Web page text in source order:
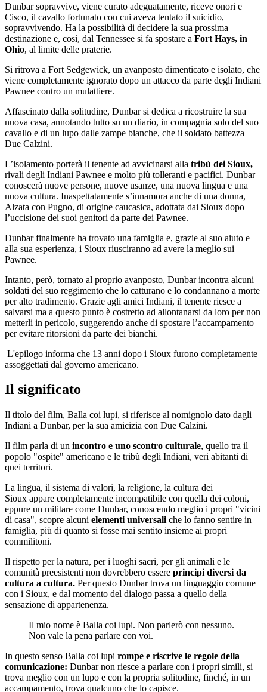
Dunbar sopravvive, viene curato adeguatamente, riceve onori e
Cisco, il cavallo fortunato con cui aveva tentato il suicidio,
sopravvivendo. Ha la possibilità di decidere la sua prossima
destinazione e, così, dal Tennessee si fa spostare a Fort Hays, in
Ohio, al limite delle praterie.
Si ritrova a Fort Sedgewick, un avanposto dimenticato e isolato, che
viene completamente ignorato dopo un attacco da parte degli Indiani
Pawnee contro un mulattiere.
Affascinato dalla solitudine, Dunbar si dedica a ricostruire la sua
nuova casa, annotando tutto su un diario, in compagnia solo del suo
cavallo e di un lupo dalle zampe bianche, che il soldato battezza
Due Calzini.
L’isolamento porterà il tenente ad avvicinarsi alla tribù dei Sioux,
rivali degli Indiani Pawnee e molto più tolleranti e pacifici. Dunbar
conoscerà nuove persone, nuove usanze, una nuova lingua e una
nuova cultura. Inaspettatamente s’innamora anche di una donna,
Alzata con Pugno, di origine caucasica, adottata dai Sioux dopo
l’uccisione dei suoi genitori da parte dei Pawnee.
Dunbar finalmente ha trovato una famiglia e, grazie al suo aiuto e
alla sua esperienza, i Sioux riusciranno ad avere la meglio sui
Pawnee.
Intanto, però, tornato al proprio avanposto, Dunbar incontra alcuni
soldati del suo reggimento che lo catturano e lo condannano a morte
per alto tradimento. Grazie agli amici Indiani, il tenente riesce a
salvarsi ma a questo punto è costretto ad allontanarsi da loro per non
metterli in pericolo, suggerendo anche di spostare l’accampamento
per evitare ritorsioni da parte dei bianchi.
L'epilogo informa che 13 anni dopo i Sioux furono completamente
assoggettati dal governo americano.
Il significato
Il titolo del film, Balla coi lupi, si riferisce al nomignolo dato dagli
Indiani a Dunbar, per la sua amicizia con Due Calzini.
Il film parla di un incontro e uno scontro culturale, quello tra il
popolo "ospite" americano e le tribù degli Indiani, veri abitanti di
quei territori.
La lingua, il sistema di valori, la religione, la cultura dei
Sioux appare completamente incompatibile con quella dei coloni,
eppure un militare come Dunbar, conoscendo meglio i propri "vicini
di casa", scopre alcuni elementi universali che lo fanno sentire in
famiglia, più di quanto si fosse mai sentito insieme ai propri
commilitoni.
Il rispetto per la natura, per i luoghi sacri, per gli animali e le
comunità preesistenti non dovrebbero essere principi diversi da
cultura a cultura. Per questo Dunbar trova un linguaggio comune
con i Sioux, e dal momento del dialogo passa a quello della
sensazione di appartenenza.
Il mio nome è Balla coi lupi. Non parlerò con nessuno.
Non vale la pena parlare con voi.
In questo senso Balla coi lupi rompe e riscrive le regole della
comunicazione: Dunbar non riesce a parlare con i propri simili, si
trova meglio con un lupo e con la propria solitudine, finché, in un
accampamento, trova qualcuno che lo capisce.